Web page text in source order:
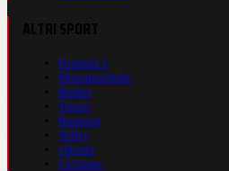
Formula 1
Motomondiale
Basket
Tennis
Running
Volley
eSports
Ciclismo